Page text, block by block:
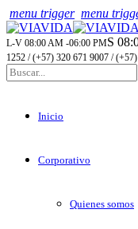
menu trigger menu
L-V 08:00 AM -06:00 PMS
1252 / (+57) 320 671 9007 /
Inicio
Corporativo
Quienes somos